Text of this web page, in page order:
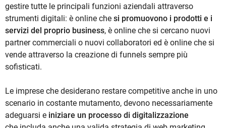
gestire tutte le principali funzioni aziendali attraverso
strumenti digitali: è online che si promuovono i prodotti e i
servizi del proprio business, è online che si cercano nuovi
partner commerciali o nuovi collaboratori ed è online che si
vende attraverso la creazione di funnels sempre più
sofisticati.
Le imprese che desiderano restare competitive anche in uno
scenario in costante mutamento, devono necessariamente
adeguarsi e iniziare un processo di digitalizzazione